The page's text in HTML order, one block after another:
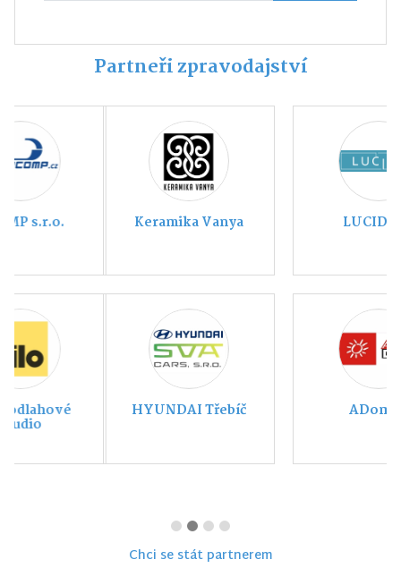
Partneři zpravodajství
Keramika Vanya
HYUNDAI Třebíč
Chci se stát partnerem